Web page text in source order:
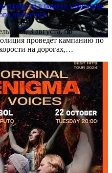
скорости в рамках кампании
движения
3 августа, по
проведет кампанию по
на дорогах,…